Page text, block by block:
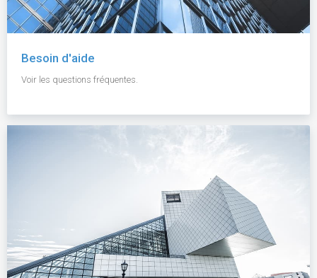
Besoin d'aide
Voir les questions fréquentes.